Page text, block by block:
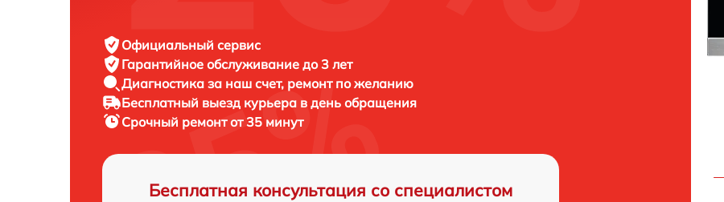
Официальный сервис
Гарантийное обслуживание до 3 лет
Диагностика за наш счет, ремонт по желанию
Бесплатный выезд курьера в день обращения
Срочный ремонтот 35 минут
Бесплатная консультация со специалистом